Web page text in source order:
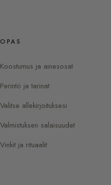
OPAS
Koostumus ja ainesosat
Perintö ja tarinat
Valitse allekirjoituksesi
Valmistuksen salaisuudet
Vinkit ja rituaalit